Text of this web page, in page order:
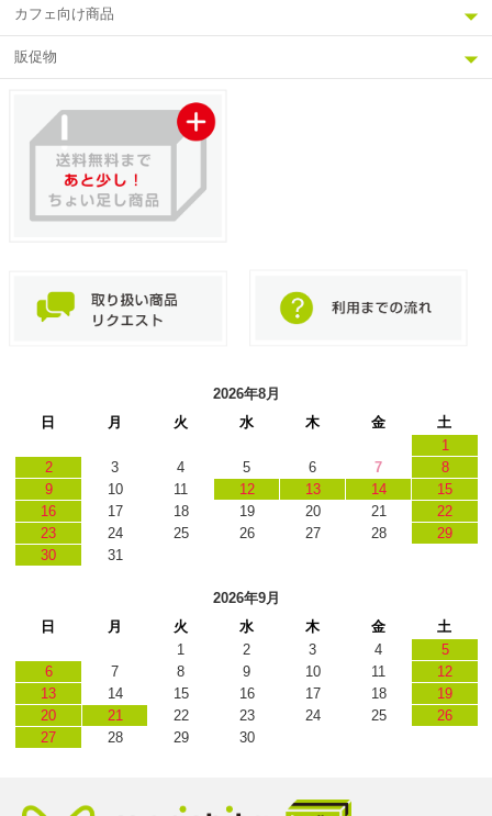
カフェ向け商品
販促物
2026年8月
日
月 火 水 木 金
土
1
2
3 4 5 6 7
8
9
10 11 12 13 14
15
16
17 18 19 20 21
22
23
24 25 26 27 28
29
30
31
2026年9月
日
月 火 水 木 金
土
1
2 3 4
5
6
7 8 9 10 11
12
13
14 15 16 17 18
19
20
21 22 23 24 25
26
27
28 29 30